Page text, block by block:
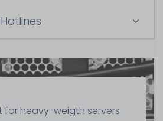
for heavy-weigth servers